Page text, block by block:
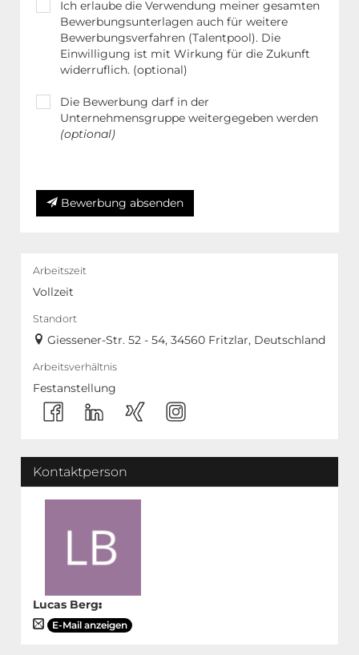
Ich erlaube die Verwendung meiner gesamten
Bewerbungsunterlagen auch für weitere
Bewerbungsverfahren (Talentpool). Die
Einwilligung ist mit Wirkung für die Zukunft
widerruflich. (optional)
Die Bewerbung darf in der
Unternehmensgruppe weitergegeben werden
(optional)
Bewerbung absenden
Arbeitszeit
Vollzeit
Standort
Giessener-Str. 52 - 54, 34560 Fritzlar, Deutschland
Arbeitsverhältnis
Festanstellung
Kontaktperson
Lucas Berg:
E-Mail anzeigen